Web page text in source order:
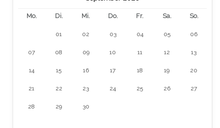
Mo. Di. Mi. Do. Fr. Sa. So.
01 02 03 04 05 06
07 08 09 10 11 12 13
14 15 16 17 18 19 20
21 22 23 24 25 26 27
28 29 30